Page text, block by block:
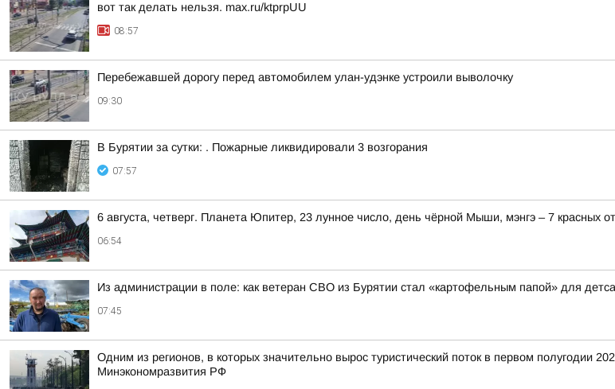
вот так делать нельзя. max.ru/ktprpUU
08:57
Перебежавшей дорогу перед автомобилем улан-удэнке устроили выволочку
09:30
В Бурятии за сутки: . Пожарные ликвидировали 3 возгорания
07:57
6 августа, четверг. Планета Юпитер, 23 лунное число, день чёрной Мыши, мэнгэ – 7 красных
06:54
Из администрации в поле: как ветеран СВО из Бурятии стал «картофельным папой» для
07:45
Одним из регионов, в которых значительно вырос туристический поток в первом полугодии
Минэкономразвития РФ